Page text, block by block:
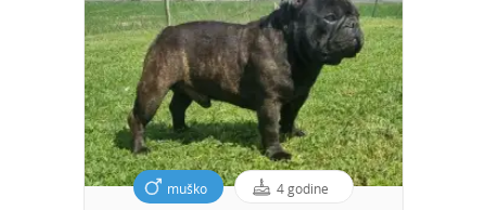
muško 4 godine